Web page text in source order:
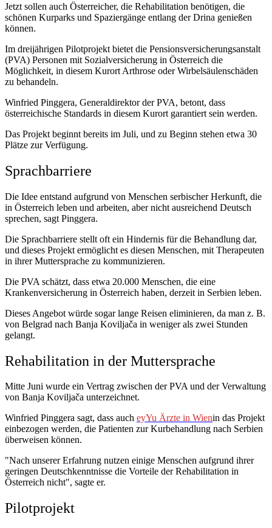
Jetzt sollen auch Österreicher, die Rehabilitation benötigen, die
schönen Kurparks und Spaziergänge entlang der Drina genießen
können.
Im dreijährigen Pilotprojekt bietet die Pensionsversicherungsanstalt
(PVA) Personen mit Sozialversicherung in Österreich die
Möglichkeit, in diesem Kurort Arthrose oder Wirbelsäulenschäden
zu behandeln.
Winfried Pinggera, Generaldirektor der PVA, betont, dass
österreichische Standards in diesem Kurort garantiert sein werden.
Das Projekt beginnt bereits im Juli, und zu Beginn stehen etwa 30
Plätze zur Verfügung.
Sprachbarriere
Die Idee entstand aufgrund von Menschen serbischer Herkunft, die
in Österreich leben und arbeiten, aber nicht ausreichend Deutsch
sprechen, sagt Pinggera.
Die Sprachbarriere stellt oft ein Hindernis für die Behandlung dar,
und dieses Projekt ermöglicht es diesen Menschen, mit Therapeuten
in ihrer Muttersprache zu kommunizieren.
Die PVA schätzt, dass etwa 20.000 Menschen, die eine
Krankenversicherung in Österreich haben, derzeit in Serbien leben.
Dieses Angebot würde sogar lange Reisen eliminieren, da man z. B.
von Belgrad nach Banja Koviljača in weniger als zwei Stunden
gelangt.
Rehabilitation in der Muttersprache
Mitte Juni wurde ein Vertrag zwischen der PVA und der Verwaltung
von Banja Koviljača unterzeichnet.
Winfried Pinggera sagt, dass auch eyYu Ärzte in Wienin das Projekt
einbezogen werden, die Patienten zur Kurbehandlung nach Serbien
überweisen können.
"Nach unserer Erfahrung nutzen einige Menschen aufgrund ihrer
geringen Deutschkenntnisse die Vorteile der Rehabilitation in
Österreich nicht", sagte er.
Pilotprojekt